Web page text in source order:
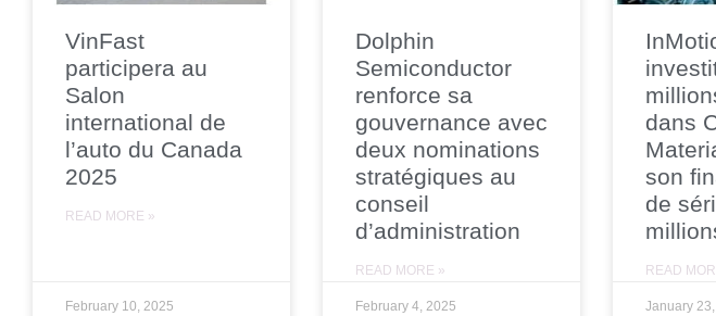
VinFast
participera au
Salon
international de
l’auto du Canada
2025
READ MORE »
February 10, 2025
Dolphin
Semiconductor
renforce sa
gouvernance avec
deux nominations
stratégiques au
conseil
d’administration
READ MORE »
February 4, 2025
dans
son
de
READ
January